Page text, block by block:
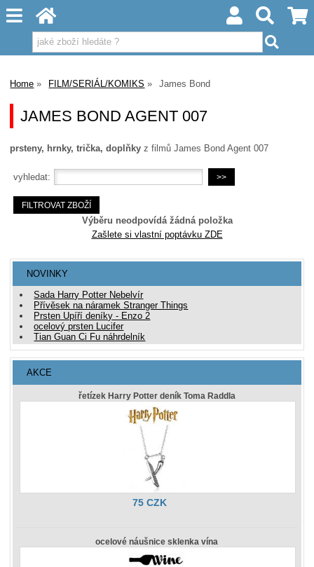
Home FILM/SERIÁL/KOMIKS James Bond
JAMES BOND AGENT 007
prsteny, hrnky, trička, doplňky z filmů James Bond Agent 007
vyhledat:
Výběru neodpovídá žádná položka
Zašlete si vlastní poptávku ZDE
NOVINKY
Sada Harry Potter Nebelvír
Přívěsek na náramek Stranger Things
Prsten Upíří deníky - Enzo 2
ocelový prsten Lucifer
Tian Guan Ci Fu náhrdelník
AKCE
řetízek Harry Potter deník Toma Raddla
75 CZK
ocelové náušnice sklenka vína